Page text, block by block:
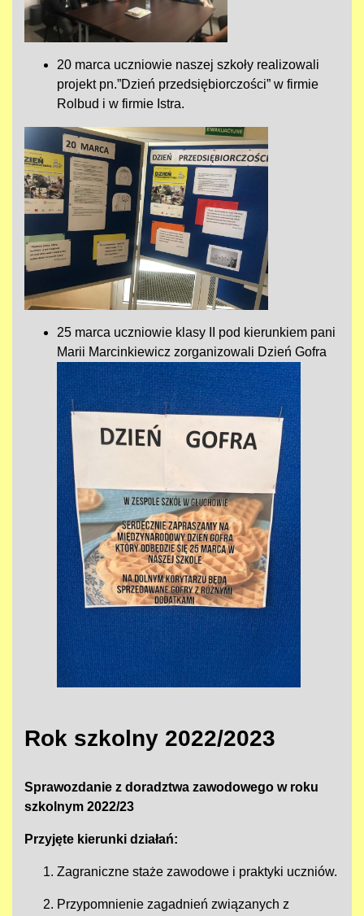
20 marca uczniowie naszej szkoły realizowali
projekt pn.”Dzień przedsiębiorczości” w firmie
Rolbud i w firmie Istra.
25 marca uczniowie klasy II pod kierunkiem pani
Marii Marcinkiewicz zorganizowali Dzień Gofra
Rok szkolny 2022/2023
Sprawozdanie z doradztwa zawodowego w roku
szkolnym 2022/23
Przyjęte kierunki działań:
Zagraniczne staże zawodowe i praktyki uczniów.
Przypomnienie zagadnień związanych z